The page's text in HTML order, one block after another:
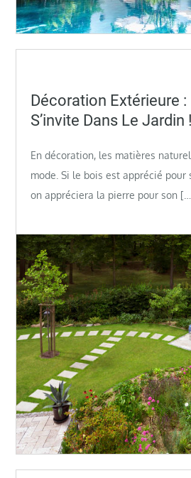
on
Décoration Extérieure :
S’invite Dans Le Jardin !
En décoration, les matières
mode. Si le bois est apprécié pour
on appréciera la pierre pour son